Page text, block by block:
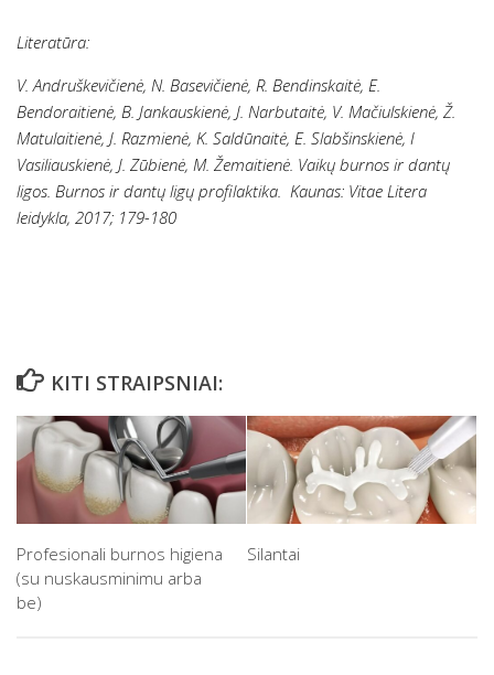
Literatūra:
V. Andruškevičienė, N. Basevičienė, R. Bendinskaitė, E.
Bendoraitienė, B. Jankauskienė, J. Narbutaitė, V. Mačiulskienė, Ž.
Matulaitienė, J. Razmienė, K. Saldūnaitė, E. Slabšinskienė, I
Vasiliauskienė, J. Zūbienė, M. Žemaitienė. Vaikų burnos ir dantų
ligos. Burnos ir dantų ligų profilaktika. Kaunas: Vitae Litera
leidykla, 2017; 179-180
KITI STRAIPSNIAI:
Profesionali burnos higiena
(su nuskausminimu arba
be)
Silantai